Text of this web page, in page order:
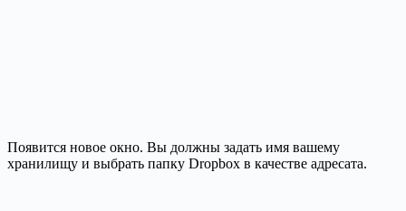
Появится новое окно. Вы должны задать имя вашему
хранилищу и выбрать папку Dropbox в качестве адресата.